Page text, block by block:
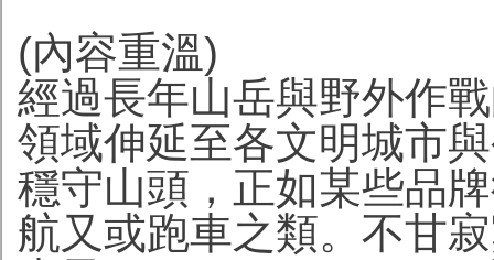
(內容重溫)
經過長年山岳與野外作
領域伸延至各文明城市
穩守山頭，正如某些品
航又或跑車之類。不甘